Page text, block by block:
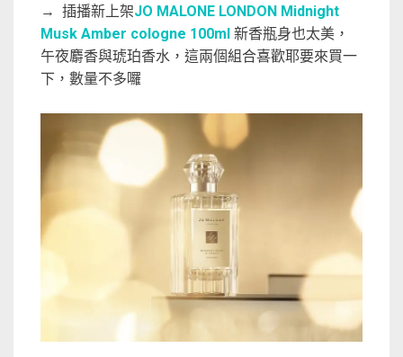
→ 插播新上架JO MALONE LONDON Midnight
Musk Amber cologne 100ml 新香瓶身也太美，
午夜麝香與琥珀香水，這兩個組合喜歡耶要來買一
下，數量不多囉